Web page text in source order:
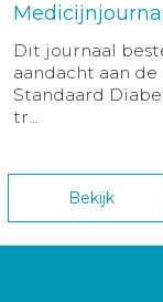
Dit journaal
aandacht aan
Standaard
tr...
Bekijk